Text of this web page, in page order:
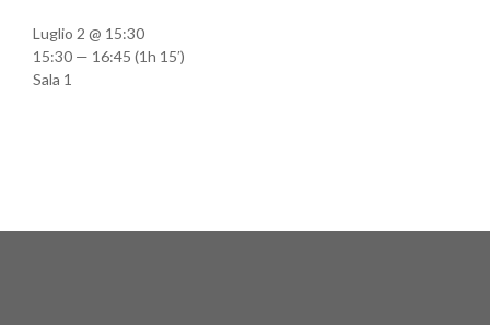
Luglio 2 @ 15:30
15:30 — 16:45 (1h 15′)
Sala 1